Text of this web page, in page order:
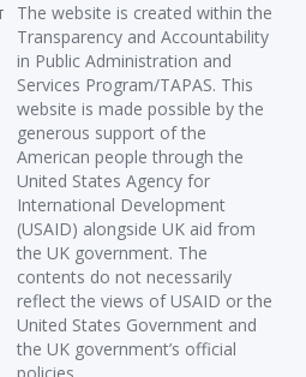
The website is created within the
Transparency and Accountability
in Public Administration and
Services Program/TAPAS. This
website is made possible by the
generous support of the
American people through the
United States Agency for
International Development
(USAID) alongside UK aid from
the UK government. The
contents do not necessarily
reflect the views of USAID or the
United States Government and
the UK government’s official